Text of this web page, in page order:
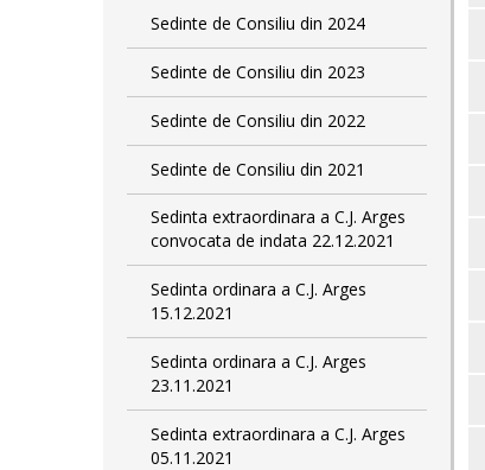
Sedinte de Consiliu din 2024
Sedinte de Consiliu din 2023
Sedinte de Consiliu din 2022
Sedinte de Consiliu din 2021
Sedinta extraordinara a C.J. Arges
convocata de indata 22.12.2021
Sedinta ordinara a C.J. Arges
15.12.2021
Sedinta ordinara a C.J. Arges
23.11.2021
Sedinta extraordinara a C.J. Arges
05.11.2021